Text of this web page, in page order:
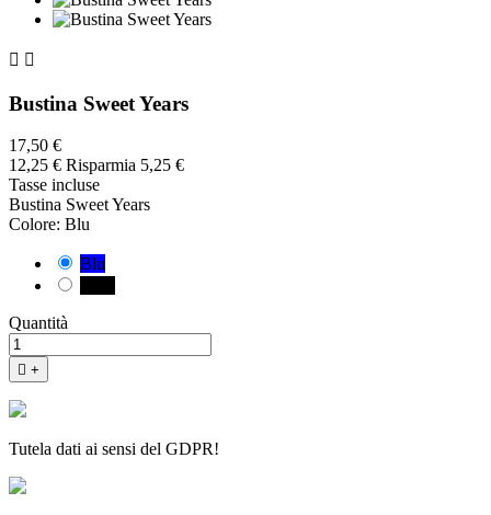
 
Bustina Sweet Years
17,50 €
12,25 € Risparmia 5,25 €
Tasse incluse
Bustina Sweet Years
Colore: Blu
Blu
Quantità
 +
Tutela dati ai sensi del GDPR!